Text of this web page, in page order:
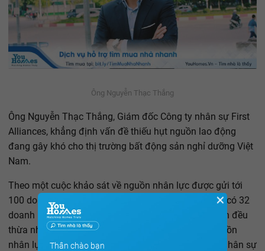
Ông Nguyễn Thạc Thắng
Ông Nguyễn Thạc Thắng, Giám đốc Công ty nhân sự First
Alliances, khẳng định vấn đề thiếu hụt nguồn lao động
đang gây khó cho thị trường bất động sản nghỉ dưỡng Việt
Nam.
Theo một cuộc khảo sát về nguồn nhân lực được gửi tới
100 doanh nghiệp dẫn đầu thị trường bất động sản, có 32
doanh nghiệp gửi lại phiếu khảo sát đầy đủ thông tin đều
thừa nhận đang gặp khó với tình trạng thiếu hụt nguồn
nhân lực cho ngành du lịch nghỉ dưỡng, đặc biệt là nhân sự
✕
Thân chào bạn